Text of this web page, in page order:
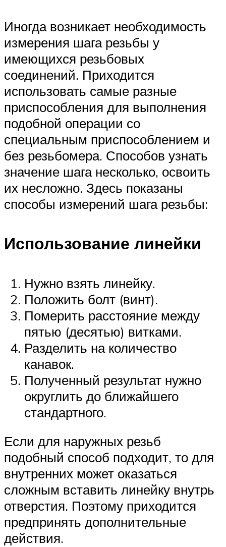
Иногда возникает необходимость
измерения шага резьбы у
имеющихся резьбовых
соединений. Приходится
использовать самые разные
приспособления для выполнения
подобной операции со
специальным приспособлением и
без резьбомера. Способов узнать
значение шага несколько, освоить
их несложно. Здесь показаны
способы измерений шага резьбы:
Использование линейки
Нужно взять линейку.
Положить болт (винт).
Померить расстояние между
пятью (десятью) витками.
Разделить на количество
канавок.
Полученный результат нужно
округлить до ближайшего
стандартного.
Если для наружных резьб
подобный способ подходит, то для
внутренних может оказаться
сложным вставить линейку внутрь
отверстия. Поэтому приходится
предпринять дополнительные
действия.